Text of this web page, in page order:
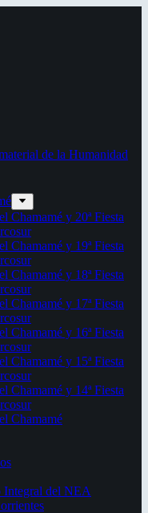
de la Humanidad
Chamamé y 20ª Fiesta
Chamamé y 19ª Fiesta
Chamamé y 18ª Fiesta
Chamamé y 17ª Fiesta
Chamamé y 16ª Fiesta
Chamamé y 15ª Fiesta
Chamamé y 14ª Fiesta
Chamamé
Integral del NEA